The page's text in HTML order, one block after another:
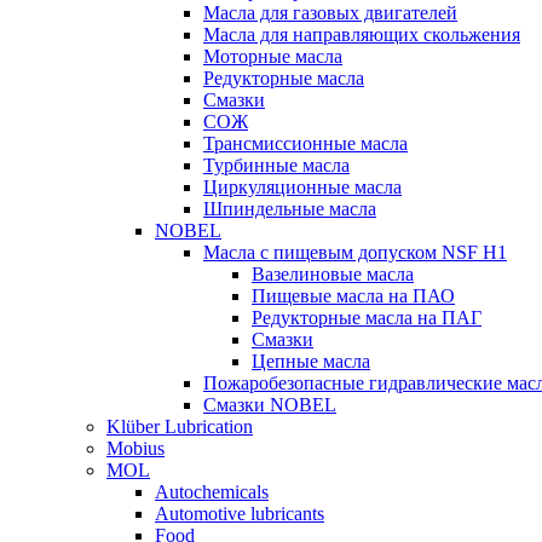
Масла для газовых двигателей
Масла для направляющих скольжения
Моторные масла
Редукторные масла
Смазки
СОЖ
Трансмиссионные масла
Турбинные масла
Циркуляционные масла
Шпиндельные масла
NOBEL
Масла с пищевым допуском NSF H1
Вазелиновые масла
Пищевые масла на ПАО
Редукторные масла на ПАГ
Смазки
Цепные масла
Пожаробезопасные гидравлические
Смазки NOBEL
Klüber Lubrication
Mobius
MOL
Autochemicals
Automotive lubricants
Food